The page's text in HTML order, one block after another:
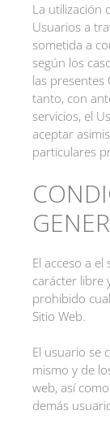
La utilización
Usuarios a
sometida a
según los
las presentes
tanto, con
servicios, el
aceptar
particulares
El acceso a
carácter libre
prohibido
Sitio Web.
El usuario se
mismo y de
web, así
demás